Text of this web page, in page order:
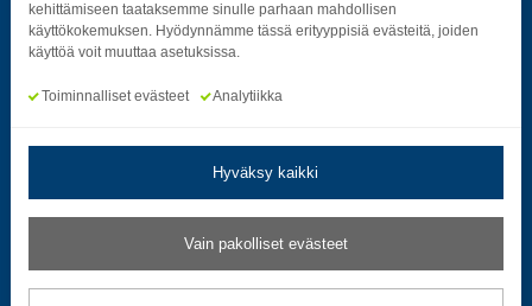
kehittämiseen taataksemme sinulle parhaan mahdollisen
käyttökokemuksen. Hyödynnämme tässä erityyppisiä evästeitä, joiden
käyttöä voit muuttaa asetuksissa.
Toiminnalliset evästeet Analytiikka
Hyväksy kaikki
Vain pakolliset evästeet
Neliön mallinen ikoni, joka kuvastaa f-kirjainta.
Neliön mallinen ikoni, joka kuvastaa f-kirjainta.
Neliön mallinen ikoni, joka kuvastaa
Neliön mallinen ikoni, jonka
Neliön mallinen ikoni,
Neliön mallinen
Tietosuoja- ja rekisteriselosteet|
Saavutettavuusseloste